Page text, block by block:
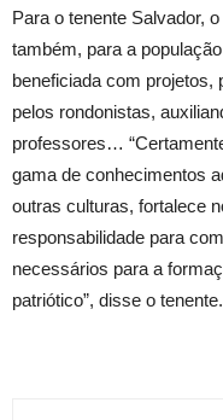
Para o tenente Salvador,
também, para a
beneficiada com
pelos rondonistas,
professores…
gama de conhecimentos
outras culturas, fortalece
responsabilidade para
necessários para a
patriótico”, disse o tenente.